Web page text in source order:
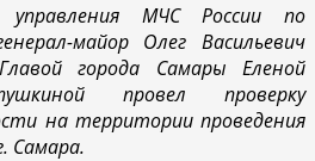
управления МЧС России по
майор Олег Васильевич
города Самары Еленой
провел проверку
на территории проведения
Самара.